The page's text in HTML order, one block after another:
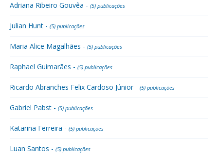
Adriana Ribeiro Gouvêa - (5) publicações
Julian Hunt - (5) publicações
Maria Alice Magalhães - (5) publicações
Raphael Guimarães - (5) publicações
Ricardo Abranches Felix Cardoso Júnior - (5) publicações
Gabriel Pabst - (5) publicações
Katarina Ferreira - (5) publicações
Luan Santos - (5) publicações